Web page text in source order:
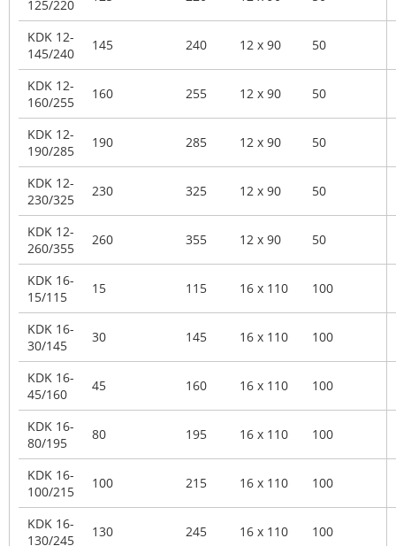
125/220
KDK 12-
145/240
145 240 12 x 90 50
KDK 12-
160/255
160 255 12 x 90 50
KDK 12-
190/285
190 285 12 x 90 50
KDK 12-
230/325
230 325 12 x 90 50
KDK 12-
260/355
260 355 12 x 90 50
KDK 16-
15/115
15 115 16 x 110 100
KDK 16-
30/145
30 145 16 x 110 100
KDK 16-
45/160
45 160 16 x 110 100
KDK 16-
80/195
80 195 16 x 110 100
KDK 16-
100/215
100 215 16 x 110 100
KDK 16-
130/245
130 245 16 x 110 100